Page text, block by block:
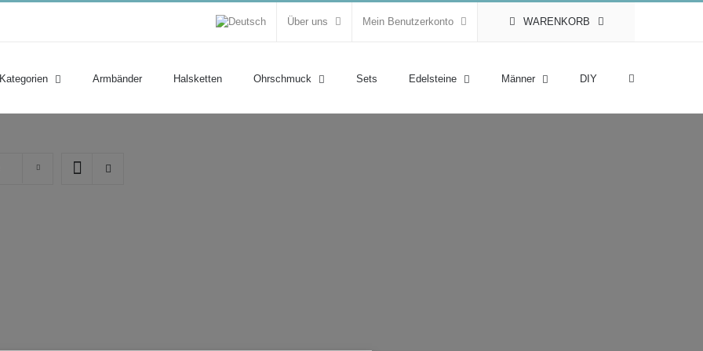
Über uns Mein Benutzerkonto WARENKORB
Armbänder Halsketten Ohrschmuck Sets Edelsteine Männer DIY